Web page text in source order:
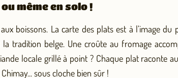
même en solo !
boissons. La carte des plats est à l’image du
tradition belge. Une croûte au fromage
locale grillé à point ? Chaque plat raconte
sous cloche bien sûr !